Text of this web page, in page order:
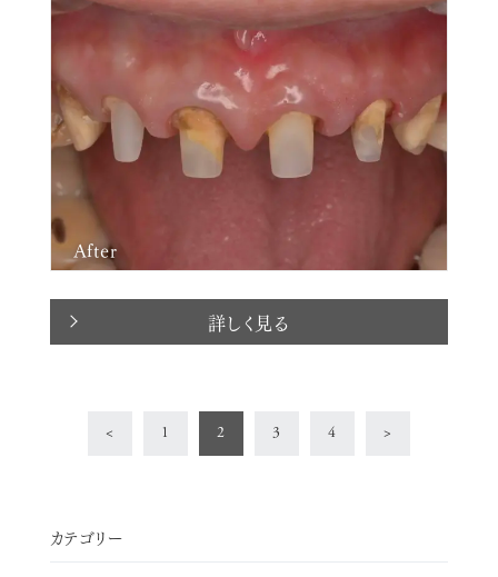
カテゴリー
After
詳しく見る
< 1 2 3 4 >